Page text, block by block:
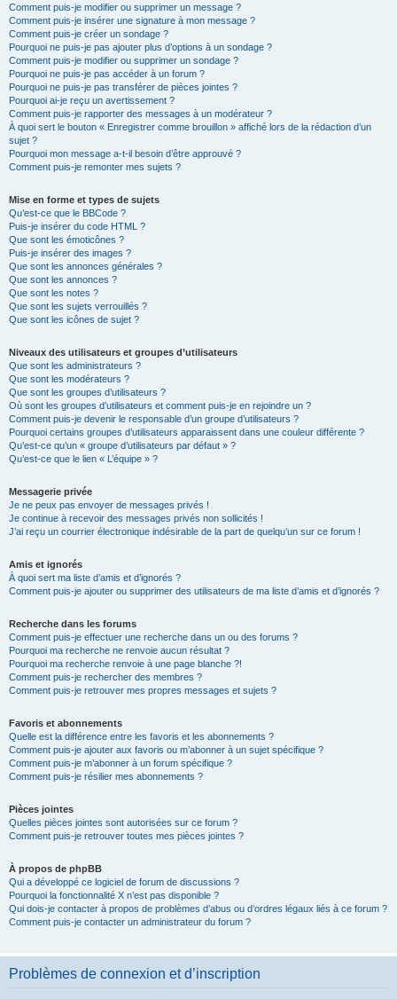
Comment puis-je modifier ou supprimer un message ?
Comment puis-je insérer une signature à mon message ?
Comment puis-je créer un sondage ?
Pourquoi ne puis-je pas ajouter plus d’options à un sondage ?
Comment puis-je modifier ou supprimer un sondage ?
Pourquoi ne puis-je pas accéder à un forum ?
Pourquoi ne puis-je pas transférer de pièces jointes ?
Pourquoi ai-je reçu un avertissement ?
Comment puis-je rapporter des messages à un modérateur ?
À quoi sert le bouton « Enregistrer comme brouillon » affiché lors de la rédaction d’un
sujet ?
Pourquoi mon message a-t-il besoin d’être approuvé ?
Comment puis-je remonter mes sujets ?
Mise en forme et types de sujets
Qu’est-ce que le BBCode ?
Puis-je insérer du code HTML ?
Que sont les émoticônes ?
Puis-je insérer des images ?
Que sont les annonces générales ?
Que sont les annonces ?
Que sont les notes ?
Que sont les sujets verrouillés ?
Que sont les icônes de sujet ?
Niveaux des utilisateurs et groupes d’utilisateurs
Que sont les administrateurs ?
Que sont les modérateurs ?
Que sont les groupes d’utilisateurs ?
Où sont les groupes d’utilisateurs et comment puis-je en rejoindre un ?
Comment puis-je devenir le responsable d’un groupe d’utilisateurs ?
Pourquoi certains groupes d’utilisateurs apparaissent dans une couleur différente ?
Qu’est-ce qu’un « groupe d’utilisateurs par défaut » ?
Qu’est-ce que le lien « L’équipe » ?
Messagerie privée
Je ne peux pas envoyer de messages privés !
Je continue à recevoir des messages privés non sollicités !
J’ai reçu un courrier électronique indésirable de la part de quelqu’un sur ce forum !
Amis et ignorés
À quoi sert ma liste d’amis et d’ignorés ?
Comment puis-je ajouter ou supprimer des utilisateurs de ma liste d’amis et d’ignorés ?
Recherche dans les forums
Comment puis-je effectuer une recherche dans un ou des forums ?
Pourquoi ma recherche ne renvoie aucun résultat ?
Pourquoi ma recherche renvoie à une page blanche ?!
Comment puis-je rechercher des membres ?
Comment puis-je retrouver mes propres messages et sujets ?
Favoris et abonnements
Quelle est la différence entre les favoris et les abonnements ?
Comment puis-je ajouter aux favoris ou m’abonner à un sujet spécifique ?
Comment puis-je m’abonner à un forum spécifique ?
Comment puis-je résilier mes abonnements ?
Pièces jointes
Quelles pièces jointes sont autorisées sur ce forum ?
Comment puis-je retrouver toutes mes pièces jointes ?
À propos de phpBB
Qui a développé ce logiciel de forum de discussions ?
Pourquoi la fonctionnalité X n’est pas disponible ?
Qui dois-je contacter à propos de problèmes d’abus ou d’ordres légaux liés à ce forum ?
Comment puis-je contacter un administrateur du forum ?
Problèmes de connexion et d’inscription